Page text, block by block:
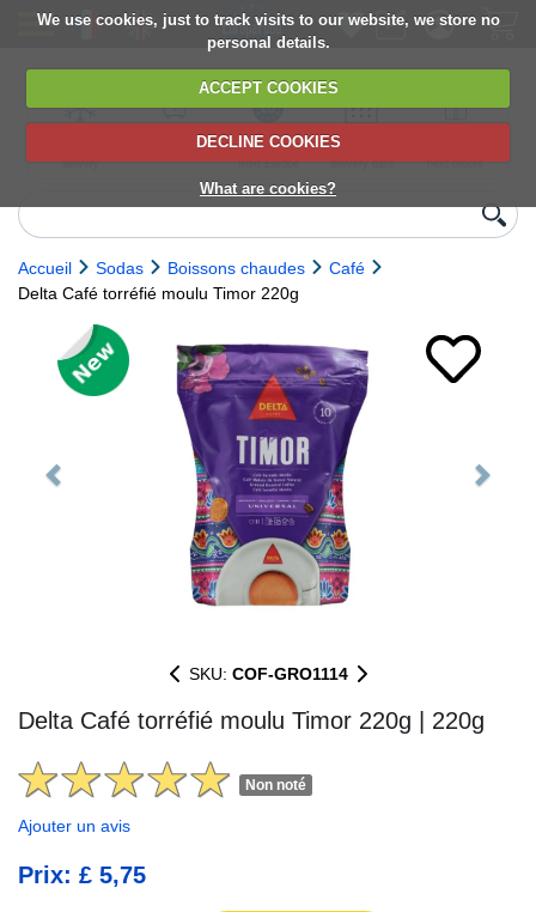
We use cookies, just to track visits to our website, we store no
personal details.
ACCEPT COOKIES
DECLINE COOKIES
What are cookies?
delivery
6,000+ products
Direct import
from Europe
Choose your
delivery date
next orders
Accueil Sodas Boissons chaudes
Café
Delta Café torréfié moulu Timor 220g
Previous
SKU: COF-GRO1114
Delta Café torréfié moulu Timor 220g | 220g
Non noté
Ajouter un avis
Prix: £ 5,75